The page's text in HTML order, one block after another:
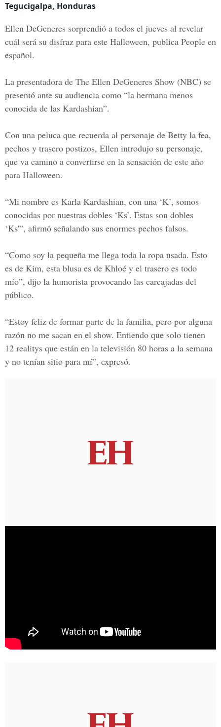
Tegucigalpa, Honduras
Ellen DeGeneres sorprendió a todos el jueves al revelar
cuál será su disfraz para este Halloween, publica People en
español.
La presentadora de The Ellen DeGeneres Show (NBC) se
presentó ante su audiencia como “la hermana menos
conocida de las Kardashian”.
Con una peluca que recuerda al personaje de Betty la fea,
pechos y trasero postizos, Ellen introdujo su personaje,
que va camino a convertirse en la sensación de este año
para Halloween.
“Mi nombre es Karla Kardashian, con una ‘K’, somos
conocidas por nuestras dobles ‘Ks’. Estas son dobles
‘Ks'”, afirmó señalando sus enormes pechos falsos.
“Como soy la pequeña me llega toda la ropa usada. Esto
es de Kim, esta blusa es de Khloé y el trasero es todo
mío”, dijo la humorista provocando las carcajadas del
público.
“Estoy feliz de formar parte de la familia, pero por alguna
razón no me sacan en el show. Entiendo que solo tienen
12 realitys que están en la televisión 80 horas a la semana
y no tenían sitio para mí”, expresó.